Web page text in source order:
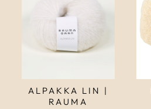
ALPAKKA LIN |
RAUMA